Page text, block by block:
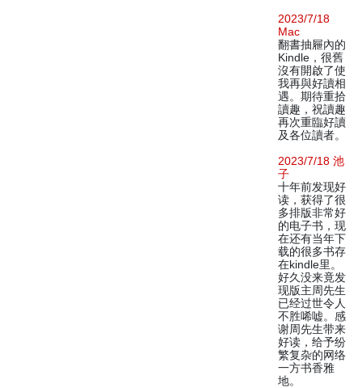
2023/7/18
Mac
翻書抽屜內的
Kindle，很舊
沒有開啟了使
我再與好讀相
遇。期待重拾
讀趣，祝讀趣
再次重臨好讀
及各位讀者。
2023/7/18 池
子
十年前发现好
读，获得了很
多排版非常好
的电子书，现
在还有当年下
载的很多书存
在kindle里。
好久没来竟发
现版主周先生
已经过世令人
不胜唏嘘。感
谢周先生带来
好读，给予纷
繁复杂的网络
一方书香雅
地。